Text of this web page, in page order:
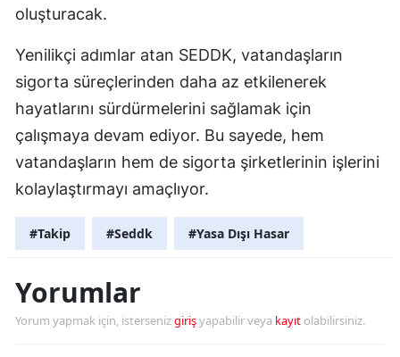
oluşturacak.
Yenilikçi adımlar atan SEDDK, vatandaşların
sigorta süreçlerinden daha az etkilenerek
hayatlarını sürdürmelerini sağlamak için
çalışmaya devam ediyor. Bu sayede, hem
vatandaşların hem de sigorta şirketlerinin işlerini
kolaylaştırmayı amaçlıyor.
#Takip #Seddk #Yasa Dışı Hasar
Yorumlar
Yorum yapmak için, istersenizgirişyapabilir veya kayıt olabilirsiniz.